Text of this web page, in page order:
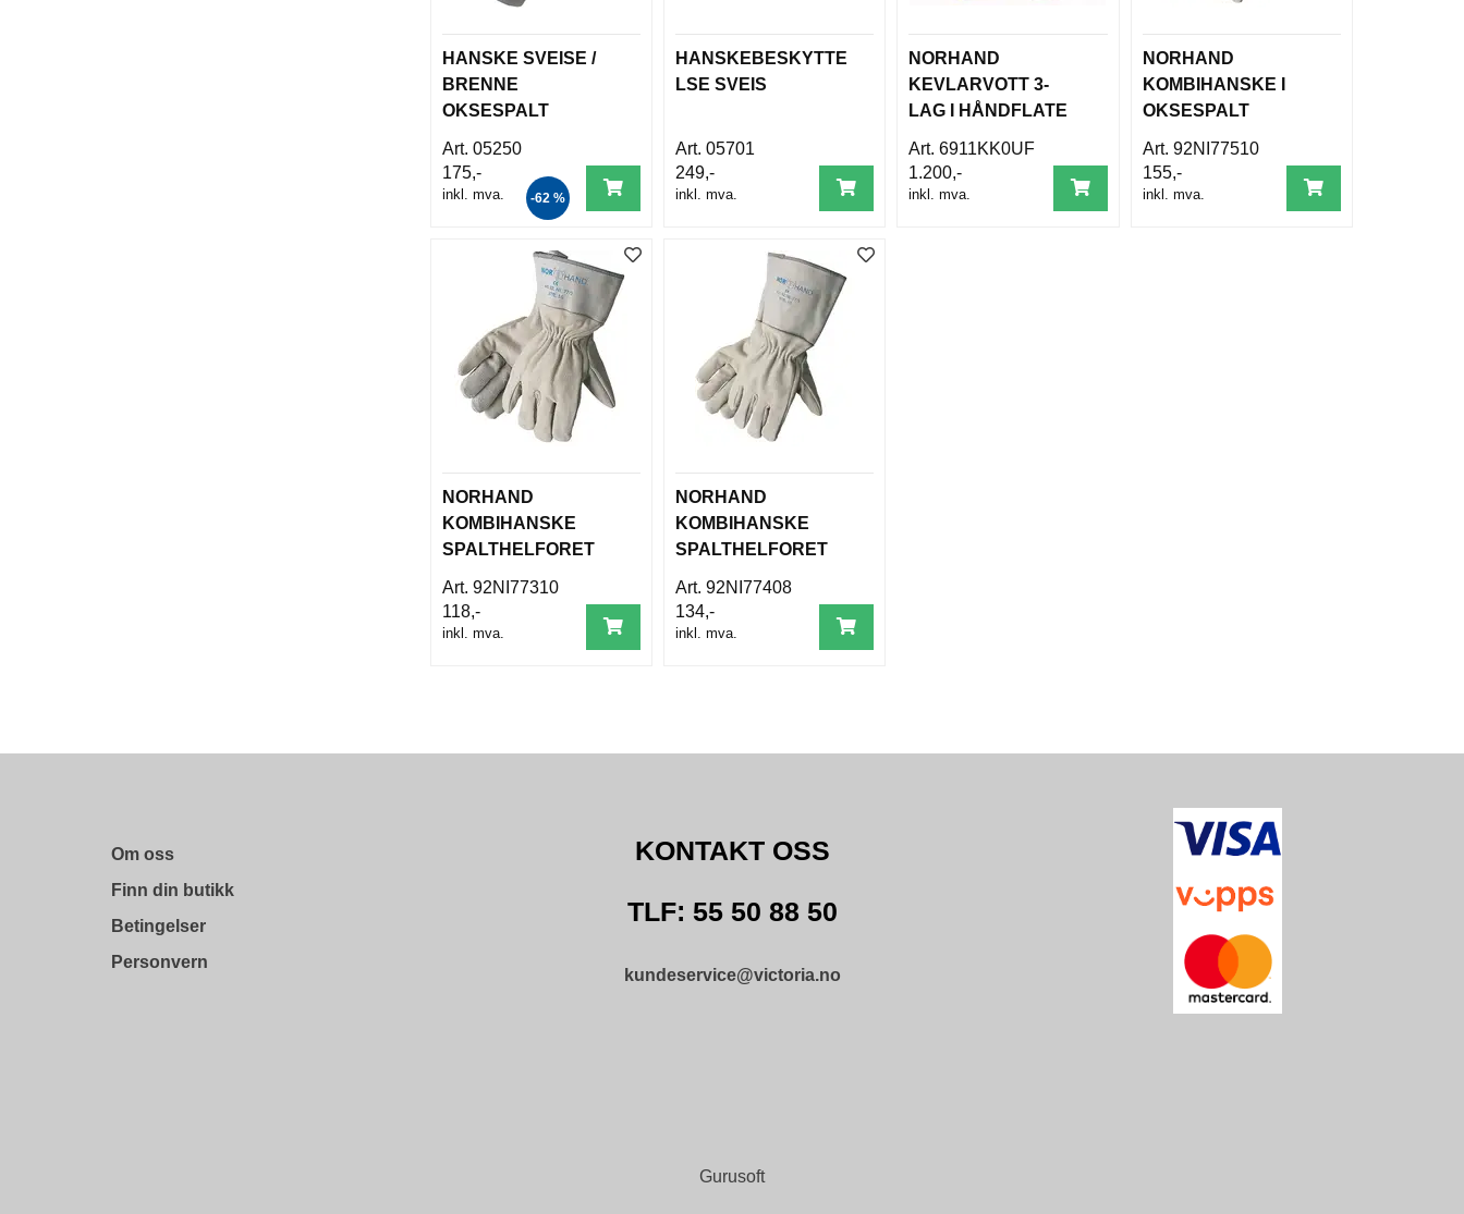
HANSKE SVEISE /
BRENNE
OKSESPALT
(WELDER)
05250
175,-
-62 %
inkl. mva.
HANSKEBESKYTTE
LSE SVEIS
05701
249,-
inkl. mva.
NORHAND
KEVLARVOTT 3-
LAG I HÅNDFLATE
ULLFOR
6911KK0UF
1.200,-
inkl. mva.
NORHAND
KOMBIHANSKE I
OKSESPALT
5'MANSJETT STR10
92NI77510
155,-
inkl. mva.
NORHAND
KOMBIHANSKE
SPALTHELFORET
92NI77310
118,-
inkl. mva.
NORHAND
KOMBIHANSKE
SPALTHELFORET
92NI77408
134,-
inkl. mva.
Om oss
Finn din butikk
Betingelser
Personvern
KONTAKT OSS
TLF: 55 50 88 50
kundeservice@victoria.no
Gurusoft